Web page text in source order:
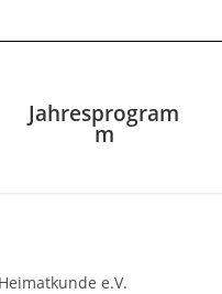
Jahresprogram
m
e.V.